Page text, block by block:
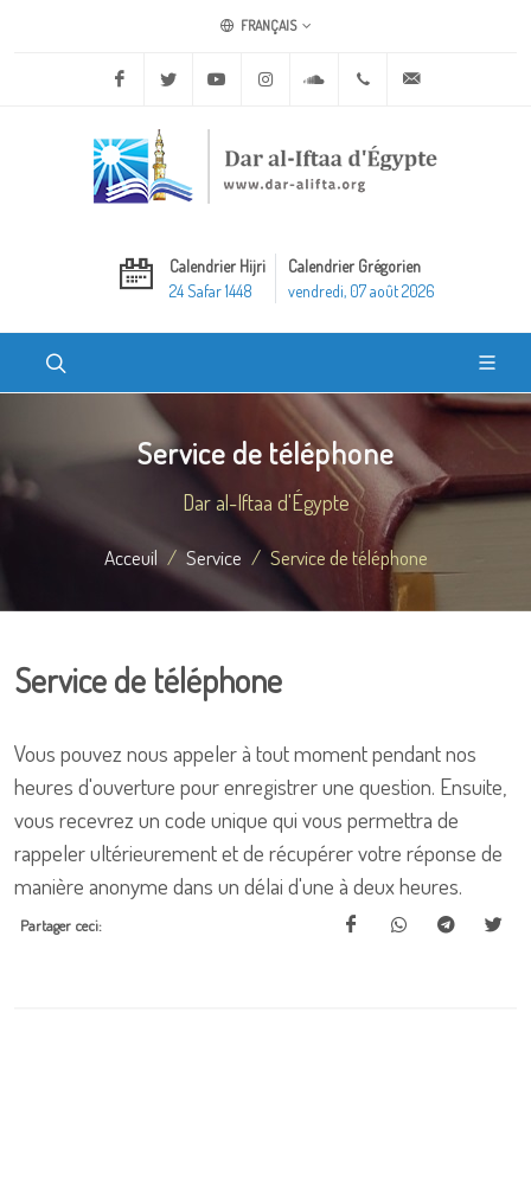
FRANÇAIS
Facebook Twitter Youtube Instagram Soundcloud+20 2 25970400
Calendrier Hijri
24 Safar 1448
Calendrier Grégorien
vendredi, 07 août 2026
Service de téléphone
Dar al-Iftaa d'Égypte
Acceuil Service Service de téléphone
Service de téléphone
Vous pouvez nous appeler à tout moment pendant nos
heures d'ouverture pour enregistrer une question. Ensuite,
vous recevrez un code unique qui vous permettra de
rappeler ultérieurement et de récupérer votre réponse de
manière anonyme dans un délai d'une à deux heures.
Partager ceci: